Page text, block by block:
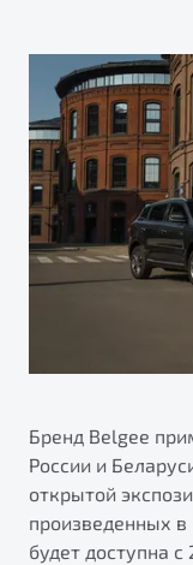
Яркий кроссовер
от 2 219 990 ₽*
S50
ФИНАНСЫ И УСЛУГИ
Автокредит
Трейд-ин
Страхование
Расчет КАСКО
Калькулятор ТО
ПОДДЕРЖКА
Гарантия Belgee
Belgee Линк
Belgee Клуб
Помощь на дорогах
О бренде
О дилерском центре
Правовая
Бренд Belgee
России и
открытой
произведенных в
будет доступна